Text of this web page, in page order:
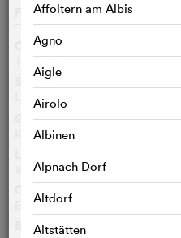
Affoltern am Albis
Agno
Aigle
Airolo
Albinen
Alpnach Dorf
Altdorf
Altstätten
FILMDATEN
Originaltitel
Tuner
Synchrontitel
Le virtuose
Genre
Krimi/Thriller, Komödie
Länge
107 Min.
Originalsprachen
Englisch, Hebräisch
Bewertungen